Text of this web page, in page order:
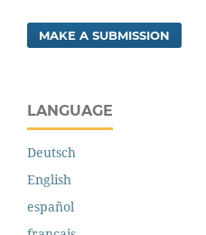
MAKE A SUBMISSION
LANGUAGE
Deutsch
English
español